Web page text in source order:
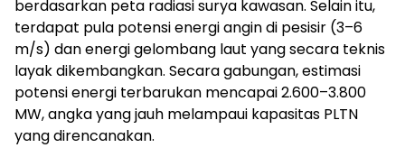
berdasarkan peta radiasi surya kawasan. Selain itu,
terdapat pula potensi energi angin di pesisir (3–6
m/s) dan energi gelombang laut yang secara teknis
layak dikembangkan. Secara gabungan, estimasi
potensi energi terbarukan mencapai 2.600–3.800
MW, angka yang jauh melampaui kapasitas PLTN
yang direncanakan.